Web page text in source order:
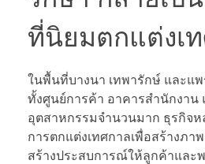
ที่นิยมตกแต่งเ
ในพื้นที่บางนา เทพารักษ์ และแ
ทั้งศูนย์การค้า อาคารสำนักงาน
อุตสาหกรรมจำนวนมาก ธุรกิจห
การตกแต่งเทศกาลเพื่อสร้างภ
สร้างประสบการณ์ให้ลูกค้าและ